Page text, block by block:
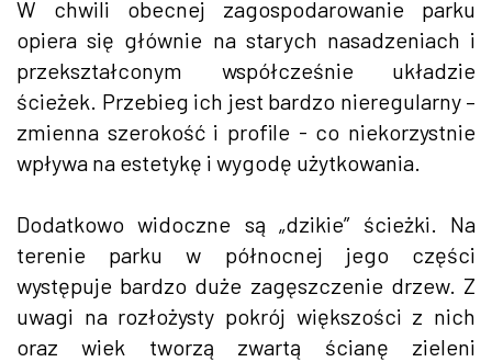
W chwili obecnej zagospodarowanie parku
opiera się głównie na starych nasadzeniach i
przekształconym współcześnie układzie
ścieżek. Przebieg ich jest bardzo nieregularny –
zmienna szerokość i profile - co niekorzystnie
wpływa na estetykę i wygodę użytkowania.
Dodatkowo widoczne są „dzikie” ścieżki. Na
terenie parku w północnej jego części
występuje bardzo duże zagęszczenie drzew. Z
uwagi na rozłożysty pokrój większości z nich
oraz wiek tworzą zwartą ścianę zieleni